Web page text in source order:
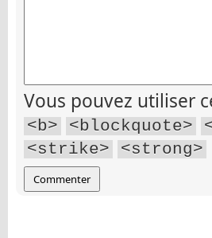
Vous pouvez utiliser
<b>
<blockquote>
<strike>
<strong>